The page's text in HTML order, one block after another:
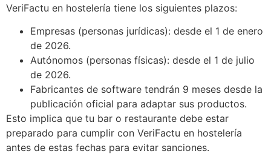
VeriFactu en hostelería tiene los siguientes plazos:
Empresas (personas jurídicas): desde el 1 de enero
de 2026.
Autónomos (personas físicas): desde el 1 de julio
de 2026.
Fabricantes de software tendrán 9 meses desde la
publicación oficial para adaptar sus productos.
Esto implica que tu bar o restaurante debe estar
preparado para cumplir con VeriFactu en hostelería
antes de estas fechas para evitar sanciones.